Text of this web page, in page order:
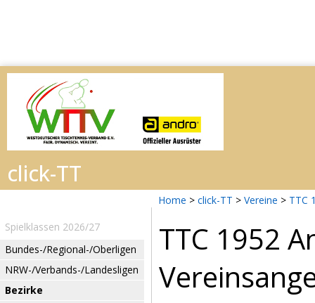
Home > click-TT > Vereine > TTC
Spielklassen 2026/27
Bundes-/Regional-/Oberligen
NRW-/Verbands-/Landesligen
Bezirke
TTC 1952